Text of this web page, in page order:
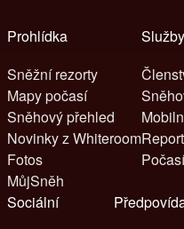
Prohlídka
Sněžní rezorty
Mapy počasí
Sněhový přehled
Novinky z Whiteroom
Fotos
MůjSněh
Služby
Počasí
Sociální